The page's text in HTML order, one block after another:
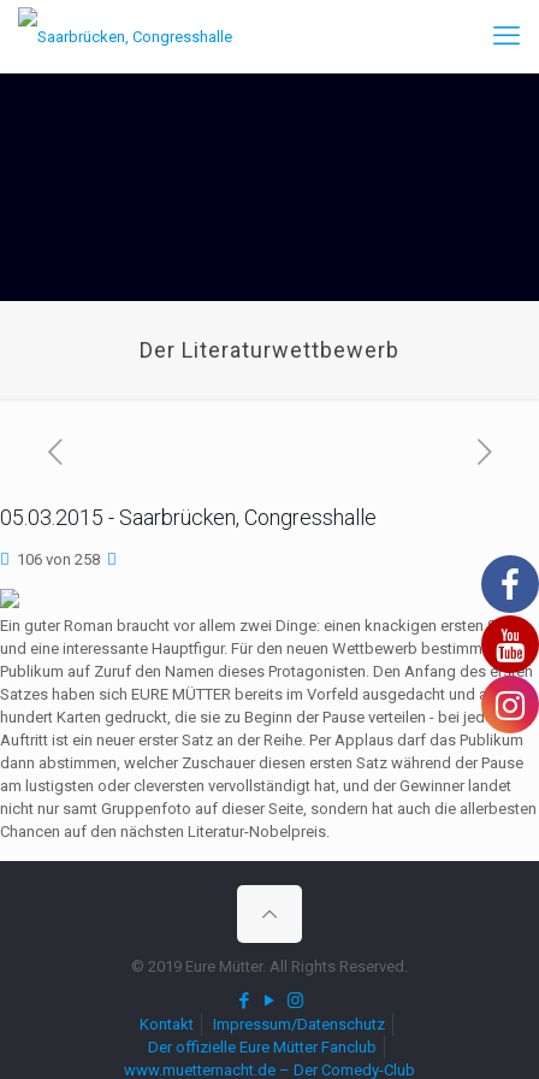
Der Literaturwettbewerb
05.03.2015 - Saarbrücken, Congresshalle
106 von 258
Ein guter Roman braucht vor allem zwei Dinge: einen knackigen ersten Satz
und eine interessante Hauptfigur. Für den neuen Wettbewerb bestimmt das
Publikum auf Zuruf den Namen dieses Protagonisten. Den Anfang des ersten
Satzes haben sich EURE MÜTTER bereits im Vorfeld ausgedacht und auf viele
hundert Karten gedruckt, die sie zu Beginn der Pause verteilen - bei jedem
Auftritt ist ein neuer erster Satz an der Reihe. Per Applaus darf das Publikum
dann abstimmen, welcher Zuschauer diesen ersten Satz während der Pause
am lustigsten oder cleversten vervollständigt hat, und der Gewinner landet
nicht nur samt Gruppenfoto auf dieser Seite, sondern hat auch die allerbesten
Chancen auf den nächsten Literatur-Nobelpreis.
© 2019 Eure Mütter. All Rights Reserved.
Kontakt
Impressum/Datenschutz
Der offizielle Eure Mütter Fanclub
www.muetternacht.de – Der Comedy-Club